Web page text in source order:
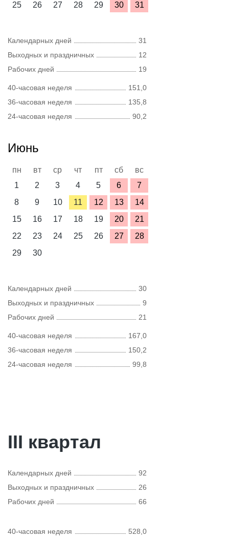
25
26 27 28 29 30 31
Календарных дней
31
Выходных и праздничных
12
Рабочих дней
19
40-часовая неделя
151,0
36-часовая неделя
135,8
24-часовая неделя
90,2
Июнь
пн вт ср чт пт сб
вс
1
2 3 4 5 6
7
8
9 10 11 12 13
14
15
16 17 18 19 20
21
22
23 24 25 26 27
28
29
30
Календарных дней
30
Выходных и праздничных
9
Рабочих дней
21
40-часовая неделя
167,0
36-часовая неделя
150,2
24-часовая неделя
99,8
III квартал
Календарных дней
92
Выходных и праздничных
26
Рабочих дней
66
40-часовая неделя 528,0